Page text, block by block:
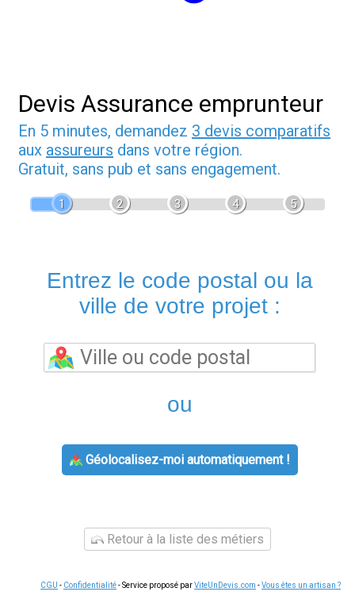
Devis Assurance emprunteur
En 5 minutes, demandez 3 devis comparatifs
aux assureurs dans votre région.
Gratuit, sans pub et sans engagement.
1 2 3 4 5
Entrez le code postal ou la
ville de votre projet :
ou
Géolocalisez-moi automatiquement !
Retour à la liste des métiers
CGU - Confidentialité- Service proposé parViteUnDevis.com -Vous êtes un artisan ?